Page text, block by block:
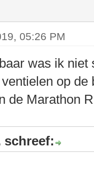
05:26 PM
was ik niet
op
de Marathon
schreef: